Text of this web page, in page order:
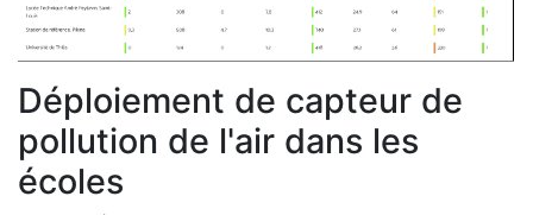
Déploiement de capteur de
pollution de l'air dans les
écoles